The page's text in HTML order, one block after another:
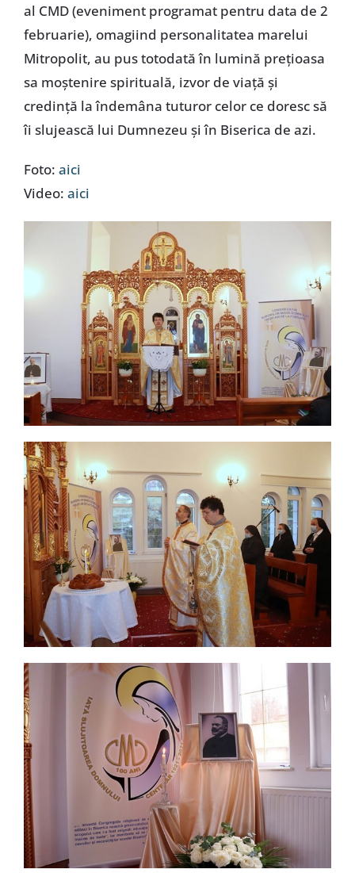
al CMD (eveniment programat pentru data de 2
februarie), omagiind personalitatea marelui
Mitropolit, au pus totodată în lumină prețioasa
sa moștenire spirituală, izvor de viață și
credință la îndemâna tuturor celor ce doresc să
îi slujească lui Dumnezeu și în Biserica de azi.
Foto: aici
Video: aici